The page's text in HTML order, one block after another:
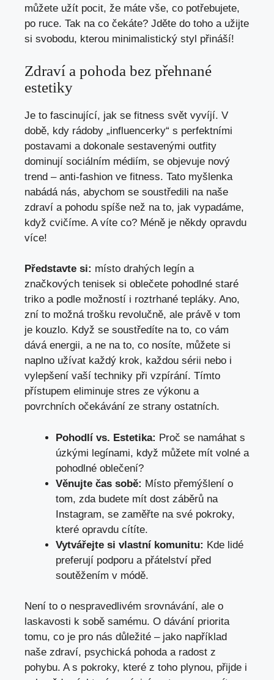
můžete užít pocit, že máte vše, co potřebujete,
po ruce. Tak na co čekáte? Jděte do toho a užijte
si svobodu, kterou minimalistický styl přináší!
Zdraví a pohoda bez přehnané
estetiky
Je to fascinující, jak se fitness svět vyvíjí. V
době, kdy rádoby „influencerky“ s perfektními
postavami a dokonale sestavenými outfity
dominují sociálním médiím, se objevuje nový
trend – anti-fashion ve fitness. Tato myšlenka
nabádá nás, abychom se soustředili na naše
zdraví a pohodu spíše než na to, jak vypadáme,
když cvičíme. A víte co? Méně je někdy opravdu
více!
Představte si: místo drahých legín a
značkových tenisek si oblečete pohodlné staré
triko a podle možností i roztrhané tepláky. Ano,
zní to možná trošku revolučně, ale právě v tom
je kouzlo. Když se soustředíte na to, co vám
dává energii, a ne na to, co nosíte, můžete si
naplno užívat každý krok, každou sérii nebo i
vylepšení vaší techniky při vzpírání. Tímto
přístupem eliminuje stres ze výkonu a
povrchních očekávání ze strany ostatních.
Pohodlí vs. Estetika: Proč se namáhat s
úzkými legínami, když můžete mít volné a
pohodlné oblečení?
Věnujte čas sobě: Místo přemýšlení o
tom, zda budete mít dost záběrů na
Instagram, se zaměřte na své pokroky,
které opravdu cítíte.
Vytvářejte si vlastní komunitu: Kde lidé
preferují podporu a přátelství před
soutěžením v módě.
Není to o nespravedlivém srovnávání, ale o
laskavosti k sobě samému. O dávání priorita
tomu, co je pro nás důležité – jako například
naše zdraví, psychická pohoda a radost z
pohybu. A s pokroky, které z toho plynou, přijde i